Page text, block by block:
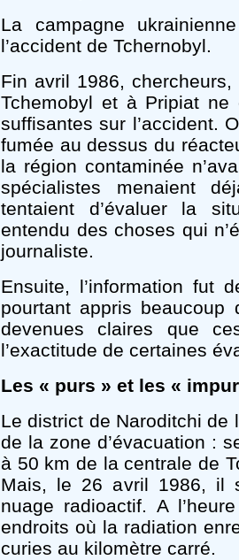
La campagne
l’accident de Tchernobyl.
Fin avril 1986,
Tchemobyl et à Pripiat ne
suffisantes sur l’accident.
fumée au dessus du
la région contaminée
spécialistes menaient
tentaient d’évaluer la
entendu des choses qui
journaliste.
Ensuite, l’information fut
pourtant appris
devenues claires que
l’exactitude de certaines
Les « purs » et les «
Le district de Naroditchi de
de la zone d’évacuation :
à 50 km de la centrale de
Mais, le 26 avril 1986, il
nuage radioactif. A
endroits où la radiation
curies au kilomètre carré.